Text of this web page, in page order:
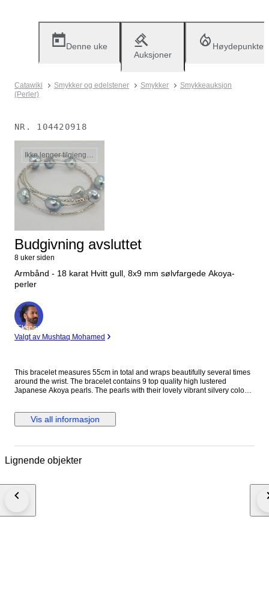
Denne uke
Auksjoner
Høydepunkter
Catawiki Smykker og edelstener Smykker
Smykkeauksjon
(Perler)
NR. 104420918
Ikke lenger tilgjengelig
Budgivning avsluttet
8 uker siden
Armbånd - 18 karat Hvitt gull, 8x9 mm sølvfargede Akoya-
perler
Ekspert
Valgt av Mushtaq Mohamed
This bracelet measures 55cm in total and wraps beautifully several times
around the wrist. The bracelet contains 9 top quality high lustered
Japanese Akoya pearls. The pearls with their lovely vibrant silvery colours
- Shape: Symmetry - Surface: Clean and Smooth - Luster: Excellent - Size:
8x9mm 18K White Gold, hallmarked. Packaging: Bracelet Jewellery box
pearls. Insured track and trace delivery.
Vis all informasjon
Lignende objekter